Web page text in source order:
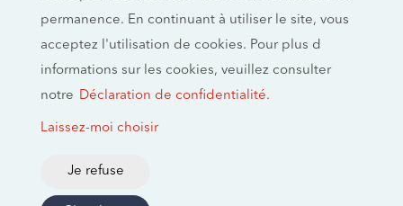
Réseaux sociaux
permanence. En continuant à utiliser le site, vous
acceptez l'utilisation de cookies. Pour plus d
informations sur les cookies, veuillez consulter
notre Déclaration de confidentialité.
Laissez-moi choisir
Je refuse